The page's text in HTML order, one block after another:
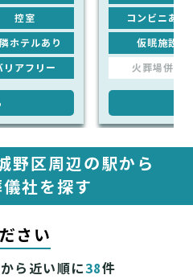
控室
ホテルあり
リアフリー
コンビニあり
仮眠施設
火葬場併設
野区周辺の駅から
社を探す
さい
ら近い順に38件